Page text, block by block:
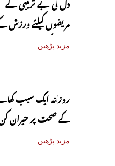
دل کی بے ترتیبی کے
مریضوں کیلئے ورزش
حیران کن فوائد سامنے
مزید پڑھیں
روزانہ ایک سیب
کے صحت پر حیران
فوائد، ماہرین نے بتا
مزید پڑھیں